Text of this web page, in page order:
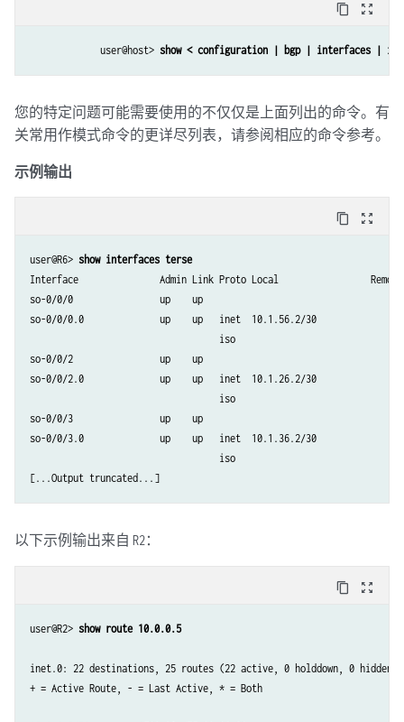
content_copy zoom_out_map
             user@host>
show < configuration | bgp | interfaces |
您的特定问题可能需要使用的不仅仅是上面列出的命令。有
关常用作模式命令的更详尽列表，请参阅相应的命令参考。
示例输出
content_copy zoom_out_map
user@R6> show interfaces terse
Interface               Admin Link Proto Local                 Remote
so-0/0/0                up    up
so-0/0/0.0              up    up   inet  10.1.56.2/30
                                   iso
so-0/0/2                up    up
so-0/0/2.0              up    up   inet  10.1.26.2/30
                                   iso
so-0/0/3                up    up
so-0/0/3.0              up    up   inet  10.1.36.2/30
                                   iso
以下示例输出来自 R2：
content_copy zoom_out_map
user@R2> show route 10.0.0.5
inet.0: 22 destinations, 25 routes (22 active, 0 holddown, 0 hidden)
+ = Active Route, - = Last Active, * = Both